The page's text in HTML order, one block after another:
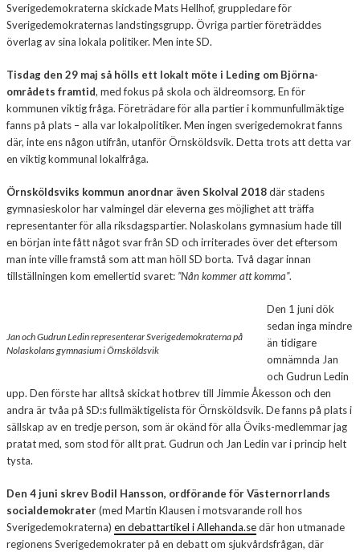
Sverigedemokraterna skickade Mats Hellhof, gruppledare för
Sverigedemokraternas landstingsgrupp. Övriga partier företräddes
överlag av sina lokala politiker. Men inte SD.
Tisdag den 29 maj så hölls ett lokalt möte i Leding om Björna-
områdets framtid, med fokus på skola och äldreomsorg. En för
kommunen viktig fråga. Företrädare för alla partier i kommunfullmäktige
fanns på plats – alla var lokalpolitiker. Men ingen sverigedemokrat fanns
där, inte ens någon utifrån, utanför Örnsköldsvik. Detta trots att detta var
en viktig kommunal lokalfråga.
Örnsköldsviks kommun anordnar även Skolval 2018där stadens
gymnasieskolor har valmingel där eleverna ges möjlighet att träffa
representanter för alla riksdagspartier. Nolaskolans gymnasium hade till
en början inte fått något svar från SD och irriterades över det eftersom
man inte ville framstå som att man höll SD borta. Två dagar innan
tillställningen kom emellertid svaret: ”Nån kommer att komma”.
Jan och Gudrun Ledin representerar Sverigedemokraterna på
Nolaskolans gymnasium i Örnsköldsvik
Den 1 juni dök
sedan inga mindre
än tidigare
omnämnda Jan
och Gudrun Ledin
upp. Den förste har alltså skickat hotbrev till Jimmie Åkesson och den
andra är tvåa på SD:s fullmäktigelista för Örnsköldsvik. De fanns på plats i
sällskap av en tredje person, som är okänd för alla Öviks-medlemmar jag
pratat med, som stod för allt prat. Gudrun och Jan Ledin var i princip helt
tysta.
Den 4 juni skrev Bodil Hansson, ordförande för Västernorrlands
socialdemokrater(med Martin Klausen i motsvarande roll hos
Sverigedemokraterna) en debattartikel i Allehanda.sedär hon utmanade
regionens Sverigedemokrater på en debatt om sjukvårdsfrågan, där